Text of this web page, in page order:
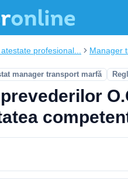
profesional... Manager
manager transport marfă